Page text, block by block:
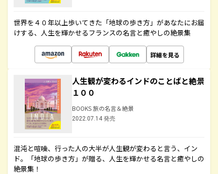
世界を４０年以上歩いてきた「地球の歩き方」があなたにお届
けする、人生を輝かせるフランスの名言と癒やしの絶景集
詳細を見る
人生観が変わるインドのことばと絶景
１００
BOOKS 旅の名言＆絶景
2022.07.14 発売
混沌と喧噪、行った人の大半が人生観が変わると言う、イン
ド。「地球の歩き方」が贈る、人生を輝かせる名言と癒やしの
絶景集！